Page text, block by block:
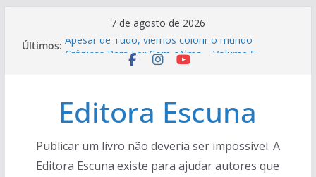
7 de agosto de 2026
Últimos: Apesar de Tudo, viemos colorir o mundo
Crônicas Para Ler Com cAlma – Volume 5
Histórias e crônias.
Resenha – Rock Literário
Editora Escuna
Publicar um livro não deveria ser impossível. A
Editora Escuna existe para ajudar autores que